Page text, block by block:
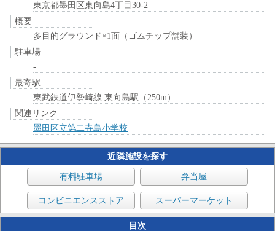
東京都墨田区東向島4丁目30-2
概要
多目的グラウンド×1面（ゴムチップ舗装）
駐車場
-
最寄駅
東武鉄道伊勢崎線 東向島駅（250m）
関連リンク
墨田区立第二寺島小学校
近隣施設を探す
有料駐車場 弁当屋
コンビニエンスストア スーパーマーケット
目次